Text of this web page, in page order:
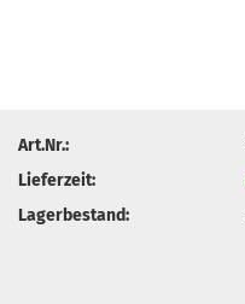
Art.Nr.:
Lieferzeit:
Lagerbestand: